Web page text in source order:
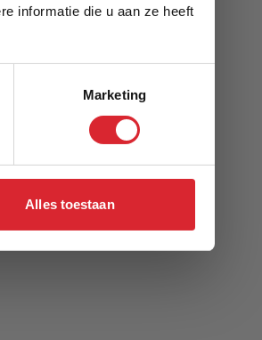
informatie die u aan ze heeft
Marketing
Alles toestaan